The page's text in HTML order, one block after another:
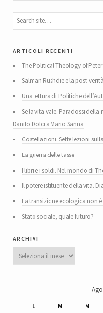
articoli recenti
The Political Theology of Peter
Salman Rushdie e la post-
Una lettura di Politiche
Se la vita vale. Paradossi
Danilo Dolci a Mario Sanna
Costellazioni. Sette lezioni
La guerra delle tasse
I libri e i soldi. Nel mondo di
Il potere istituente della vita.
La transizione ecologica non
Stato sociale, quale futuro?
archivi
Archivi
L
M M